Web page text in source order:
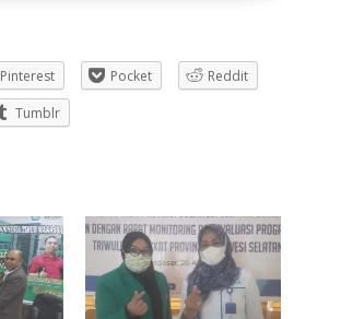
Pinterest Pocket
Reddit
Tumblr